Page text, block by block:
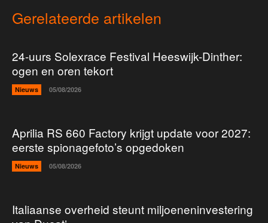
Gerelateerde artikelen
24-uurs Solexrace Festival Heeswijk-Dinther:
ogen en oren tekort
Nieuws 05/08/2026
Aprilia RS 660 Factory krijgt update voor 2027:
eerste spionagefoto’s opgedoken
Nieuws 05/08/2026
Italiaanse overheid steunt miljoeneninvestering